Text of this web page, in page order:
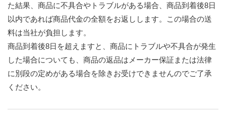
た結果、商品に不具合やトラブルがある場合、商品到着後8日
以内であれば商品代金の全額をお返しします。この場合の送
料は当社が負担します。
商品到着後8日を超えますと、商品にトラブルや不具合が発生
した場合についても、商品の返品はメーカー保証または法律
に別段の定めがある場合を除きお受けできませんのでご了承
ください。